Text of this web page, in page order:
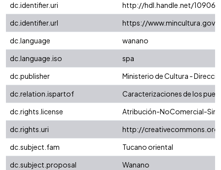
dc.identifier.uri
http://hdl.handle.net/10906/
dc.identifier.url
https://
dc.language
wanano
dc.language.iso
spa
dc.publisher
Ministerio de Cultura -
dc.relation.ispartof
Caracterizaciones de los
dc.rights.license
Atribución-NoComercial-
dc.rights.uri
http://
dc.subject.fam
Tucano oriental
dc.subject.proposal
Wanano